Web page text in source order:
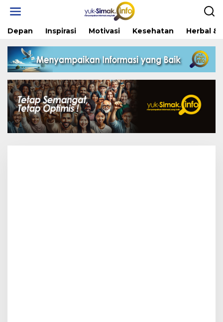
Depan Inspirasi Motivasi Kesehatan Herbal &